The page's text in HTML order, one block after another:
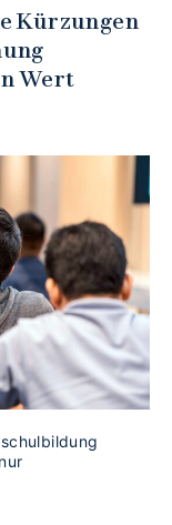
Kürzungen
Wert